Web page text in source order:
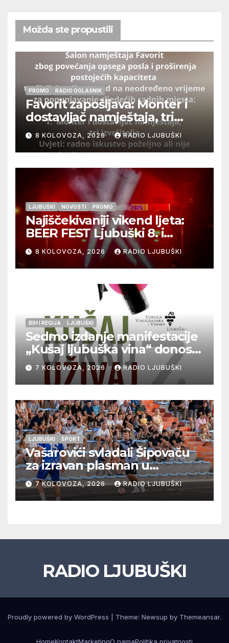
Možda ste propustili
PROMO RADIO OGLASNIK
Favorit zapošljava: Monter i
dostavljač namještaja, tri
izvršitelja
8 KOLOVOZA, 2026 RADIO LJUBUŠKI
LJUBUŠKI NOVOSTI PROMO
Najiščekivaniji vikend ljeta:
BEER FEST Ljubuški 8. i
9.kolovoza
8 KOLOVOZA, 2026 RADIO LJUBUŠKI
BIH I REGIJA LJUBUŠKI
Sedmo izdanje manifestacije
„Kušaj ljubuška vina“ donosi
vrhunska vina, gastronomiju i
glazbu
7 KOLOVOZA, 2026 RADIO LJUBUŠKI
LJUBUŠKI ŠPORT
Vašarovići svladali Šipovaču
za izravan plasman u
četvrtfinale, Grab izborio
prolazak dalje, Klobuk ispao,
večeras počinje četvrtfinale
7 KOLOVOZA, 2026 RADIO LJUBUŠKI
RADIO LJUBUŠKI
Proudly powered by WordPress Theme: Newsup by Themeansar.